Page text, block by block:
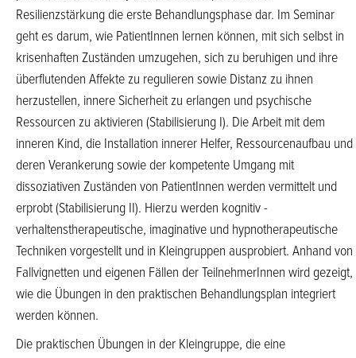
Resilienzstärkung die erste Behandlungsphase dar. Im Seminar
geht es darum, wie PatientInnen lernen können, mit sich selbst in
krisenhaften Zuständen umzugehen, sich zu beruhigen und ihre
überflutenden Affekte zu regulieren sowie Distanz zu ihnen
herzustellen, innere Sicherheit zu erlangen und psychische
Ressourcen zu aktivieren (Stabilisierung I). Die Arbeit mit dem
inneren Kind, die Installation innerer Helfer, Ressourcenaufbau und
deren Verankerung sowie der kompetente Umgang mit
dissoziativen Zuständen von PatientInnen werden vermittelt und
erprobt (Stabilisierung II). Hierzu werden kognitiv -
verhaltenstherapeutische, imaginative und hypnotherapeutische
Techniken vorgestellt und in Kleingruppen ausprobiert. Anhand von
Fallvignetten und eigenen Fällen der TeilnehmerInnen wird gezeigt,
wie die Übungen in den praktischen Behandlungsplan integriert
werden können.
Die praktischen Übungen in der Kleingruppe, die eine